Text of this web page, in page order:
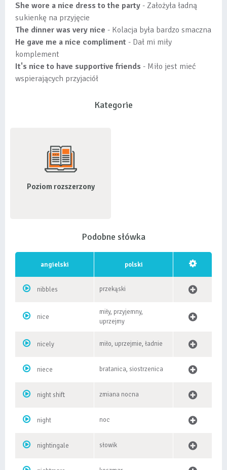
She wore a nice dress to the party - Założyła ładną
sukienkę na przyjęcie
The dinner was very nice - Kolacja była bardzo smaczna
He gave me a nice compliment - Dał mi miły
komplement
It's nice to have supportive friends - Miło jest mieć
wspierających przyjaciół
Kategorie
Poziom rozszerzony
Podobne słówka
angielski polski
nibbles przekąski
nice
miły, przyjemny,
uprzejmy
nicely miło, uprzejmie, ładnie
niece bratanica, siostrzenica
night shift zmiana nocna
night noc
nightingale słowik